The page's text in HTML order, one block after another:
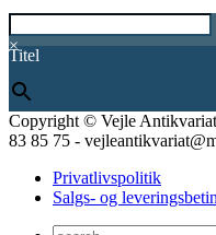
×
Titel
Copyright © Vejle
83 85 75 -
Privatlivspolitik
Salgs- og